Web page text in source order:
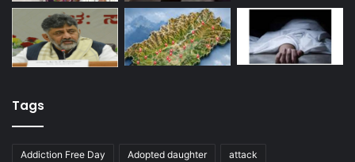
Tags
Addiction Free Day Adopted daughter attack